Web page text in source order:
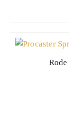
Rode